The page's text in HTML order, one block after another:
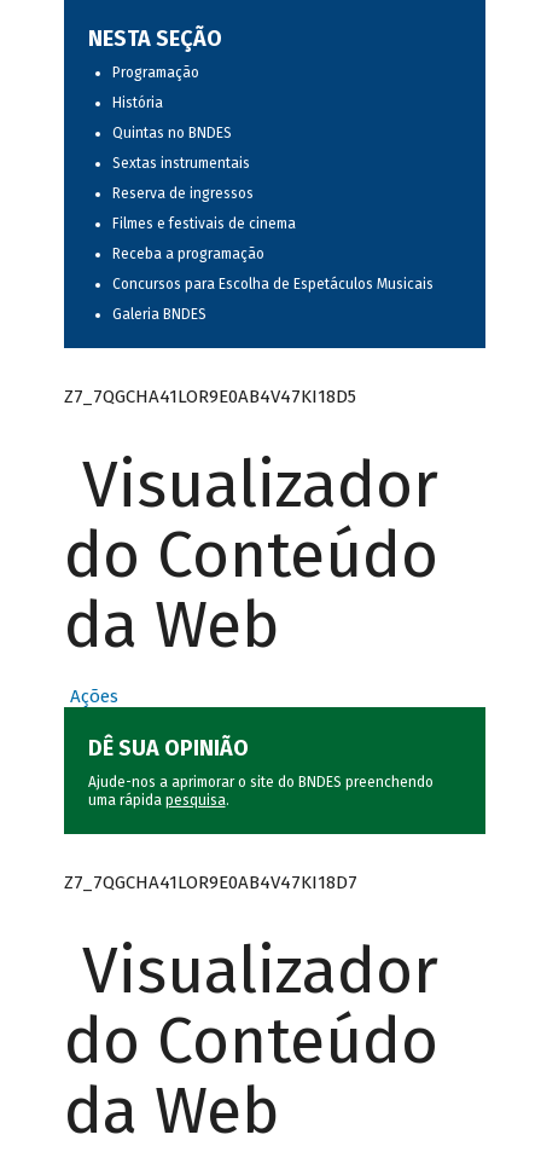
NESTA SEÇÃO
Programação
História
Quintas no BNDES
Sextas instrumentais
Reserva de ingressos
Filmes e festivais de cinema
Receba a programação
Concursos para Escolha de Espetáculos Musicais
Galeria BNDES
Z7_7QGCHA41LOR9E0AB4V47KI18D5
Visualizador
do Conteúdo
da Web
Ações
DÊ SUA OPINIÃO
Ajude-nos a aprimorar o site do BNDES preenchendo
uma rápida pesquisa.
Z7_7QGCHA41LOR9E0AB4V47KI18D7
Visualizador
do Conteúdo
da Web